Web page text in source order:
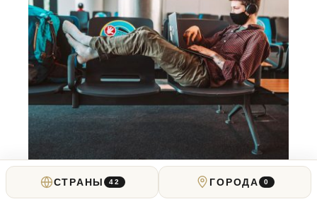
«Мы создали это для таких же кочевников, как
мы»: как устроена страховка для путешествий
СТРАНЫ 42 ГОРОДА 0